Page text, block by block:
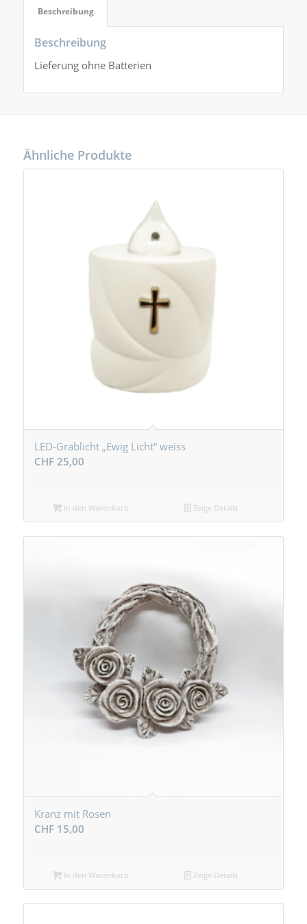
Beschreibung
Beschreibung
Lieferung ohne Batterien
Ähnliche Produkte
LED-Grablicht „Ewig Licht“ weiss
CHF25,00
In den Warenkorb Zeige Details
Kranz mit Rosen
CHF15,00
In den Warenkorb Zeige Details